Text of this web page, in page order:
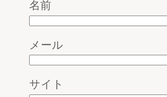
名前
メール
サイト